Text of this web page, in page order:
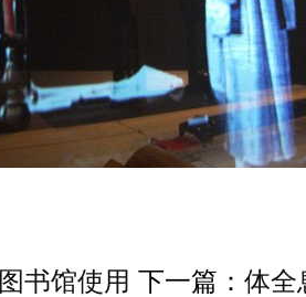
书馆使用 下一篇： 体全